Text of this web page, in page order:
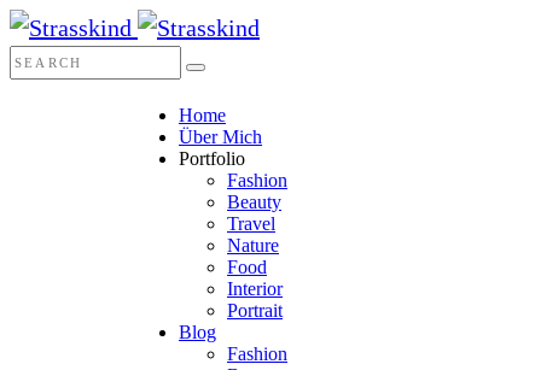
Home
Über Mich
Portfolio
Fashion
Beauty
Travel
Nature
Food
Interior
Portrait
Blog
Fashion